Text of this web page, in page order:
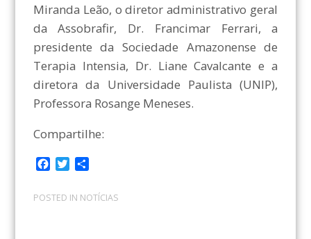
Miranda Leão, o diretor administrativo geral
da Assobrafir, Dr. Francimar Ferrari, a
presidente da Sociedade Amazonense de
Terapia Intensia, Dr. Liane Cavalcante e a
diretora da Universidade Paulista (UNIP),
Professora Rosange Meneses.
Compartilhe:
c
e
i
t
m
p
POSTED IN NOTÍCIAS